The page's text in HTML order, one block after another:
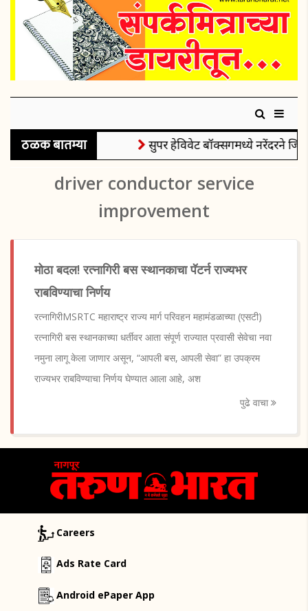
ठळक बातम्या सुपर हेविवेट बॉक्सिंगमध्ये नरेंदरने
driver conductor service
improvement
मोठा बदल! रत्नागिरी बस स्थानकाचा पॅटर्न राज्यभर
राबविण्याचा निर्णय
रत्नागिरीMSRTC महाराष्ट्र राज्य मार्ग परिवहन महामंडळाच्या (एसटी)
रत्नागिरी बस स्थानकाच्या धर्तीवर आता संपूर्ण राज्यात प्रवासी सेवेचा नवा
नमुना लागू केला जाणार असून, “आपली बस, आपली सेवा” हा उपक्रम
राज्यभर राबविण्याचा निर्णय घेण्यात आला आहे, अश
पुढे वाचा
Careers
Ads Rate Card
Android ePaper App